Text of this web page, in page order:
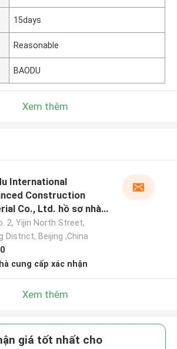
15days
Reasonable
BAODU
Xem thêm
International
Construction
Co., Ltd. hồ sơ nhà
2, Yijin North Street,
District, Beijing ,China
cung cấp xác nhận
Xem thêm
giá tốt nhất cho